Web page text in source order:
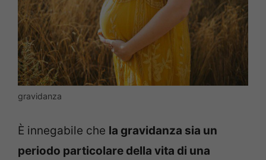
gravidanza
È innegabile che la gravidanza sia un
periodo particolare della vita di una